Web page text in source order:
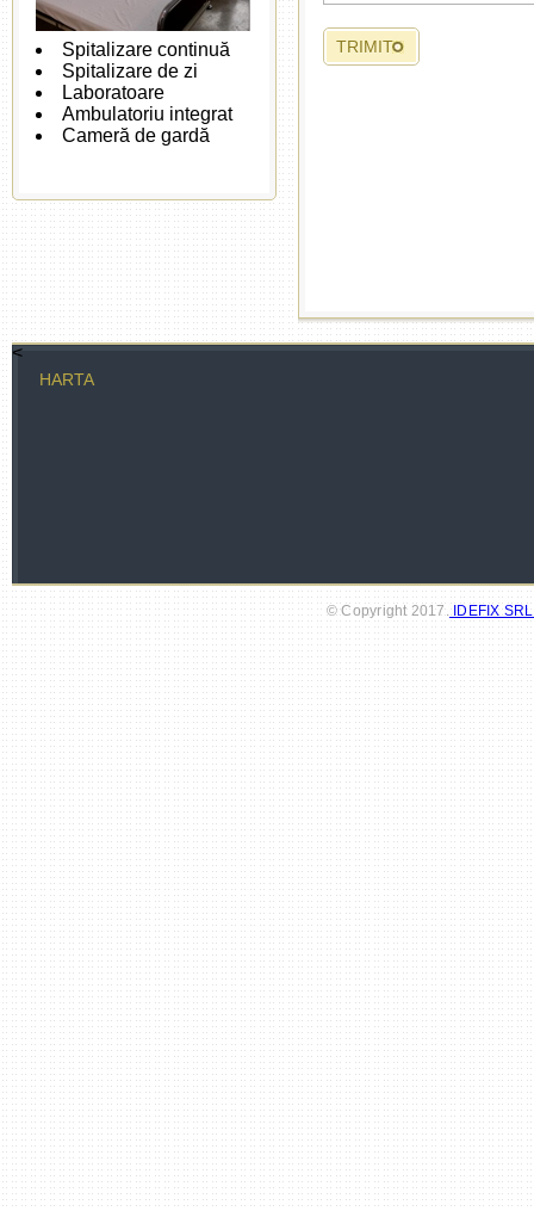
Spitalizare continuă
Spitalizare de zi
Laboratoare
Ambulatoriu integrat
Cameră de gardă
<
HARTA
© Copyright 2017.IDEFIX